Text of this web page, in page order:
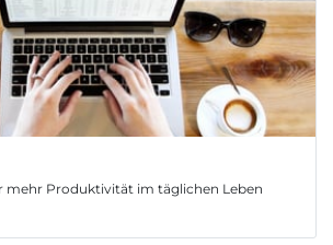
mehr Produktivität im täglichen Leben